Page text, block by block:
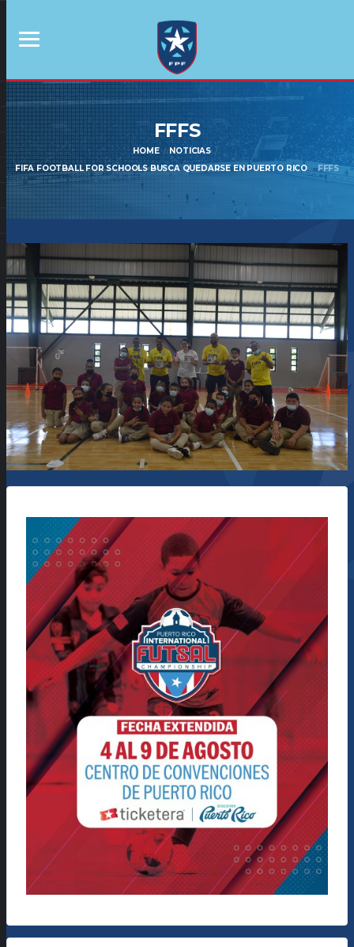
FFFS
HOME
NOTICIAS
FIFA FOOTBALL FOR SCHOOLS BUSCA QUEDARSE EN PUERTO RICO
FFFS